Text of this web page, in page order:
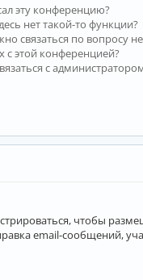
эту конференцию?
нет такой-то функции?
связаться по вопросу
с этой конференцией?
с
чтобы
email-сообщений,